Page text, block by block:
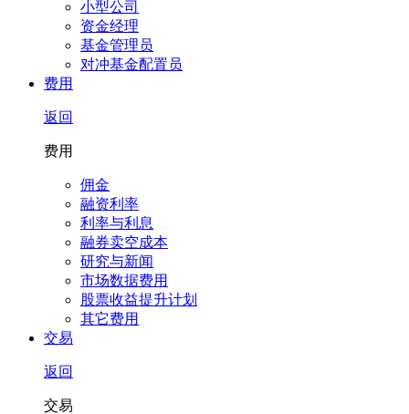
小型公司
资金经理
基金管理员
对冲基金配置员
费用
返回
费用
佣金
融资利率
利率与利息
融券卖空成本
研究与新闻
市场数据费用
股票收益提升计划
其它费用
交易
返回
交易